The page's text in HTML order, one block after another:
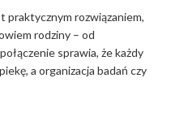
praktycznym rozwiązaniem,
rodziny – od
sprawia, że każdy
a organizacja badań czy